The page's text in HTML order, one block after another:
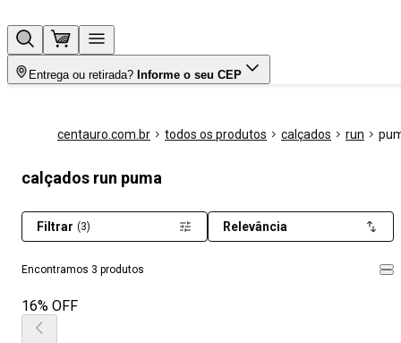
Entrega ou retirada? Informe o seu CEP
centauro.com.br todos os produtos calçados run
calçados run puma
Encontramos 3 produtos
Filtrar (3) Relevância
16% OFF